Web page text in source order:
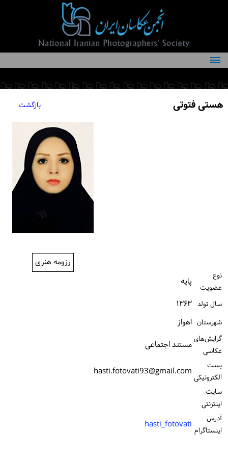
درباره انجمن
کمیته‌های انجمن
هستی فتوتی بازگشت
رزومه هنری
نوع
عضویت
پایه
سال تولد ۱۳۶۳
شهرستان اهواز
گرایش‌های
عکاسی
مستند اجتماعی
پست
الكترونیكی hasti.fotovati93@gmail.com
سایت
اینترنتی
آدرس
اینستاگرام hasti_fotovati